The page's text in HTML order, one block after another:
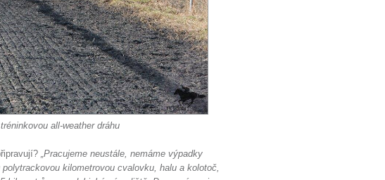
all-weather dráhu
„Pracujeme neustále, nemáme výpadky
kilometrovou cvalovku, halu a kolotoč,